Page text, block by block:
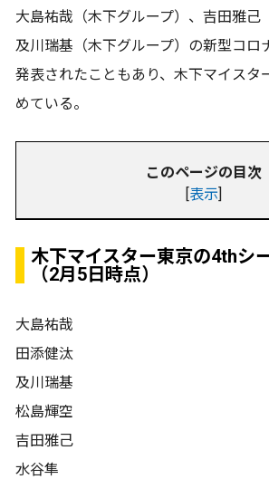
大島祐哉（木下グループ）、吉田雅己
及川瑞基（木下グループ）の新型コロ
発表されたこともあり、木下マイスタ
めている。
このページの目次
[表示]
木下マイスター東京の4thシ
（2月5日時点）
大島祐哉
田添健汰
及川瑞基
松島輝空
吉田雅己
水谷隼